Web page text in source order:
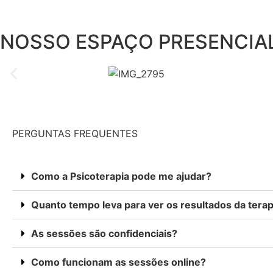
NOSSO ESPAÇO
PERGUNTAS FREQUENTES
Como a Psicoterapia pode me ajudar?
Quanto tempo leva para ver os resultados da
As sessões são confidenciais?
Como funcionam as sessões online?